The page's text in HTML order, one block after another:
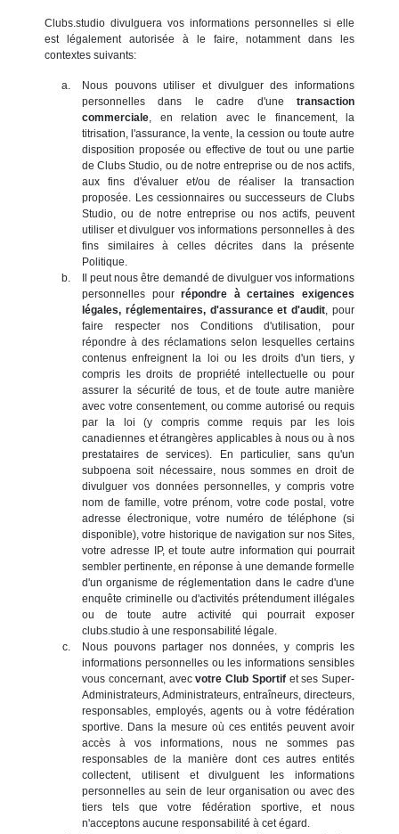
Clubs.studio divulguera vos informations personnelles si elle
est légalement autorisée à le faire, notamment dans les
contextes suivants:
Nous pouvons utiliser et divulguer des informations
personnelles dans le cadre d'une transaction
commerciale, en relation avec le financement, la
titrisation, l'assurance, la vente, la cession ou toute autre
disposition proposée ou effective de tout ou une partie
de Clubs Studio, ou de notre entreprise ou de nos actifs,
aux fins d'évaluer et/ou de réaliser la transaction
proposée. Les cessionnaires ou successeurs de Clubs
Studio, ou de notre entreprise ou nos actifs, peuvent
utiliser et divulguer vos informations personnelles à des
fins similaires à celles décrites dans la présente
Politique.
Il peut nous être demandé de divulguer vos informations
personnelles pourrépondre à certaines exigences
légales, réglementaires, d'assurance et d'audit, pour
faire respecter nos Conditions d'utilisation, pour
répondre à des réclamations selon lesquelles certains
contenus enfreignent la loi ou les droits d'un tiers, y
compris les droits de propriété intellectuelle ou pour
assurer la sécurité de tous, et de toute autre manière
avec votre consentement, ou comme autorisé ou requis
par la loi (y compris comme requis par les lois
canadiennes et étrangères applicables à nous ou à nos
prestataires de services). En particulier, sans qu'un
subpoena soit nécessaire, nous sommes en droit de
divulguer vos données personnelles, y compris votre
nom de famille, votre prénom, votre code postal, votre
adresse électronique, votre numéro de téléphone (si
disponible), votre historique de navigation sur nos Sites,
votre adresse IP, et toute autre information qui pourrait
sembler pertinente, en réponse à une demande formelle
d'un organisme de réglementation dans le cadre d'une
enquête criminelle ou d'activités prétendument illégales
ou de toute autre activité qui pourrait exposer
clubs.studio à une responsabilité légale.
Nous pouvons partager nos données, y compris les
informations personnelles ou les informations sensibles
vous concernant, avecvotre Club Sportifet ses Super-
Administrateurs, Administrateurs, entraîneurs, directeurs,
responsables, employés, agents ou à votre fédération
sportive. Dans la mesure où ces entités peuvent avoir
accès à vos informations, nous ne sommes pas
responsables de la manière dont ces autres entités
collectent, utilisent et divulguent les informations
personnelles au sein de leur organisation ou avec des
tiers tels que votre fédération sportive, et nous
n'acceptons aucune responsabilité à cet égard.